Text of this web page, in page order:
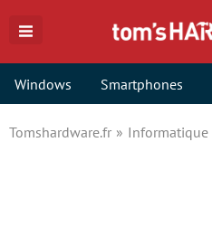
Windows Smartphones
Tomshardware.fr Informatique